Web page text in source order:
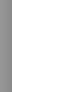
#شعر